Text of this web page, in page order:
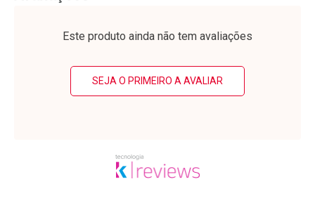
Laboratório
Por Menos Laboratório
Por Menos
Este produto ainda não tem avaliações
SEJA O PRIMEIRO A AVALIAR